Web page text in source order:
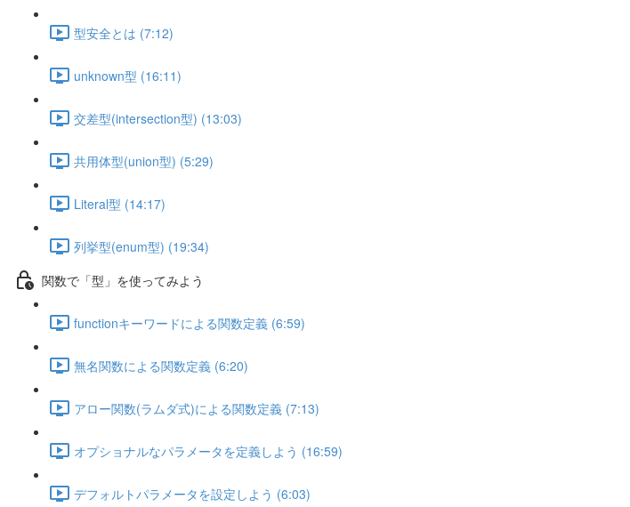
型安全とは (7:12)
unknown型 (16:11)
交差型(intersection型) (13:03)
共用体型(union型) (5:29)
Literal型 (14:17)
列挙型(enum型) (19:34)
関数で「型」を使ってみよう
functionキーワードによる関数定義 (6:59)
無名関数による関数定義 (6:20)
アロー関数(ラムダ式)による関数定義 (7:13)
オプショナルなパラメータを定義しよう (16:59)
デフォルトパラメータを設定しよう (6:03)